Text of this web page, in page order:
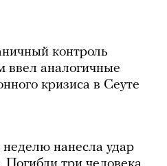
контроль
ввел аналогичные
кризиса в Сеуте
неделю нанесла удар